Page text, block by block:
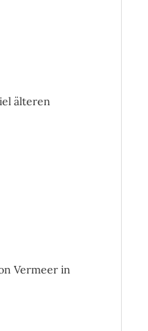
älteren
Vermeer in